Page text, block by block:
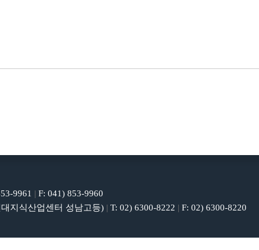
9961 | F: 041) 853-9960
지식산업센터 성남고등) | T: 02) 6300-8222 | F: 02) 6300-8220